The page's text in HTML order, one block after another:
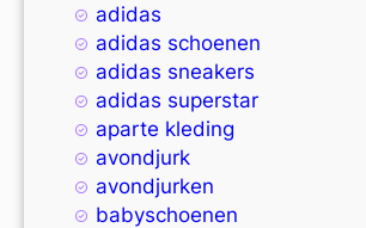
adidas
adidas schoenen
adidas sneakers
adidas superstar
aparte kleding
avondjurk
avondjurken
babyschoenen